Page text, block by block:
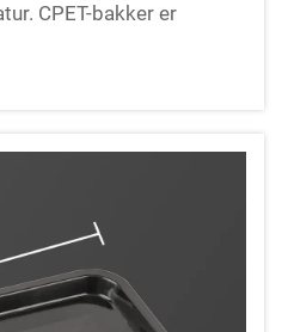
CPET-bakker er
af fødevarer til høj
uslåelig termisk stabilitet
almindelige